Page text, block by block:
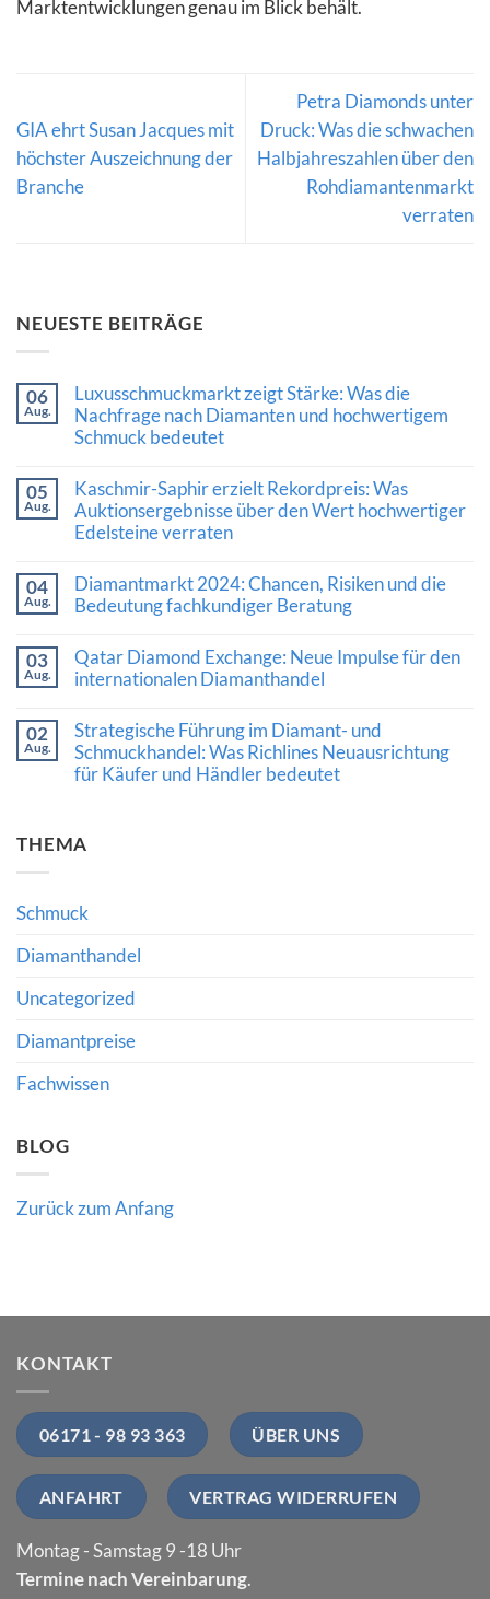
Marktentwicklungen genau im Blick behält.
GIA ehrt Susan Jacques mit
höchster Auszeichnung der
Branche
Petra Diamonds unter
Druck: Was die schwachen
Halbjahreszahlen über den
Rohdiamantenmarkt
verraten
NEUESTE BEITRÄGE
06
Aug.
Luxusschmuckmarkt zeigt Stärke: Was die
Nachfrage nach Diamanten und hochwertigem
Schmuck bedeutet
zu
Luxusschmuckmarkt
zeigt
Stärke:
Nachfrage
nach
Diamanten
Schmuck
bedeutet
05
Aug.
Kaschmir-Saphir erzielt Rekordpreis: Was
Auktionsergebnisse über den Wert hochwertiger
Edelsteine verraten
zu
Kaschmir-
Saphir
Rekordpreis:
Was
Auktionsergebnisse
Wert
hochwertiger
Edelsteine
verraten
04
Aug.
Diamantmarkt 2024: Chancen, Risiken und die
Bedeutung fachkundiger Beratung
zu
Diamantmarkt
2024:
Risiken
und
die
Bedeutung
fachkundiger
03
Aug.
Qatar Diamond Exchange: Neue Impulse für den
internationalen Diamanthandel
zu
Qatar
Diamond
Exchange:
den
internationalen
02
Aug.
Strategische Führung im Diamant- und
Schmuckhandel: Was Richlines Neuausrichtung
für Käufer und Händler bedeutet
Strategische
und
Schmuckhandel:
Richlines
Neuausrichtung
Käufer
und
bedeutet
THEMA
Schmuck
Diamanthandel
Uncategorized
Diamantpreise
Fachwissen
BLOG
Zurück zum Anfang
KONTAKT
06171 - 98 93 363 ÜBER UNS
ANFAHRT VERTRAG WIDERRUFEN
Montag - Samstag 9 -18 Uhr
Termine nach Vereinbarung.